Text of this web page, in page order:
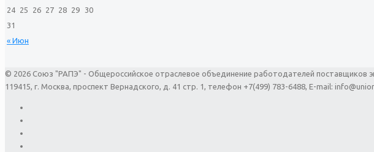
« Июн
24 25 26 27 28 29
30
31
© 2026 Союз "РАПЭ" - Общероссийское отраслевое объединение работодателей поставщиков
119415, г. Москва, проспект Вернадского, д. 41 стр. 1, телефон +7(499) 783-6488, E-mail: